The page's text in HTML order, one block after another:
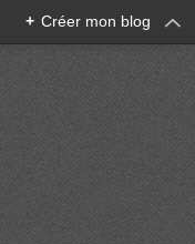
+ Créer mon blog